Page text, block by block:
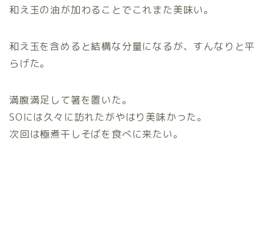
和え玉の油が加わることでこれまた美味い。
和え玉を含めると結構な分量になるが、すんなりと平
らげた。
満腹満足して箸を置いた。
SOには久々に訪れたがやはり美味かった。
次回は極煮干しそばを食べに来たい。